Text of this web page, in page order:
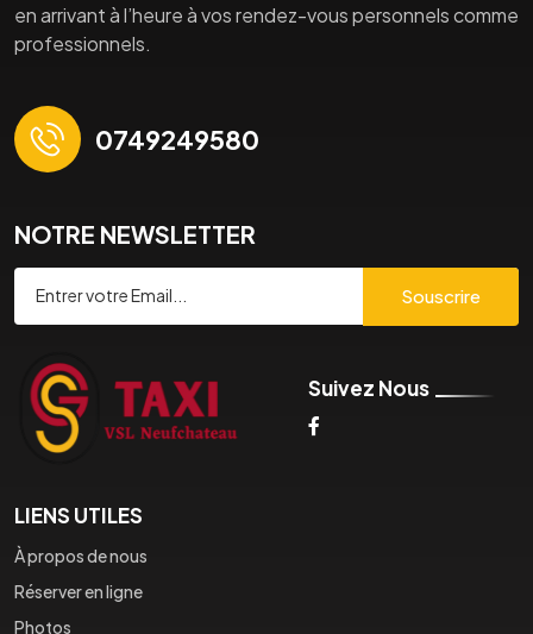
en arrivant à l’heure à vos rendez-vous personnels comme
professionnels.
0749249580
NOTRE NEWSLETTER
Souscrire
Suivez Nous
LIENS UTILES
À propos de nous
Réserver en ligne
Photos